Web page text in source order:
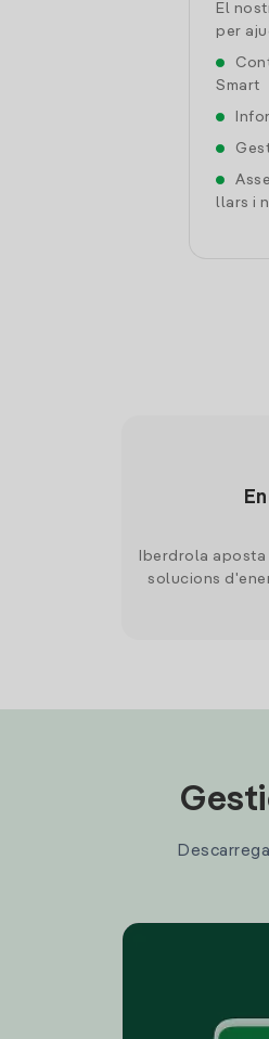
El
per
Smart
llars i
Iberdrola
solucions